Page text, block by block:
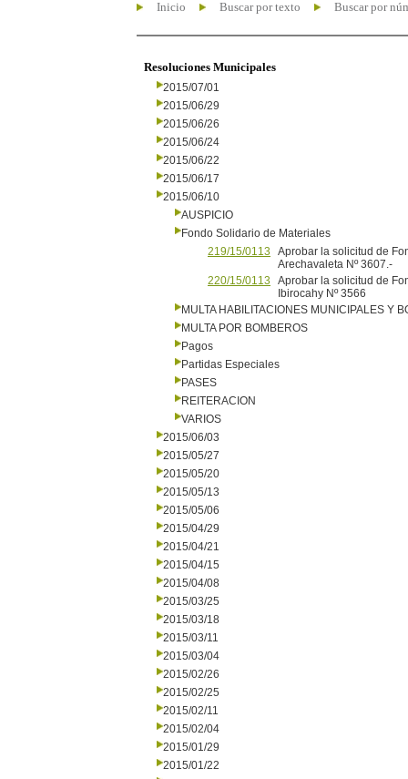
Inicio Buscar por texto Buscar por
Resoluciones Municipales
2015/07/01
2015/06/29
2015/06/26
2015/06/24
2015/06/22
2015/06/17
2015/06/10
AUSPICIO
Fondo Solidario de Materiales
219/15/0113
Aprobar la solicitud de
Arechavaleta Nº 3607.-
220/15/0113
Aprobar la solicitud de
Ibirocahy Nº 3566
MULTA HABILITACIONES MUNICIPALES Y
MULTA POR BOMBEROS
Pagos
Partidas Especiales
PASES
REITERACION
VARIOS
2015/06/03
2015/05/27
2015/05/20
2015/05/13
2015/05/06
2015/04/29
2015/04/21
2015/04/15
2015/04/08
2015/03/25
2015/03/18
2015/03/11
2015/03/04
2015/02/26
2015/02/25
2015/02/11
2015/02/04
2015/01/29
2015/01/22